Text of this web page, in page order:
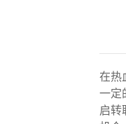
在热
一定
启转